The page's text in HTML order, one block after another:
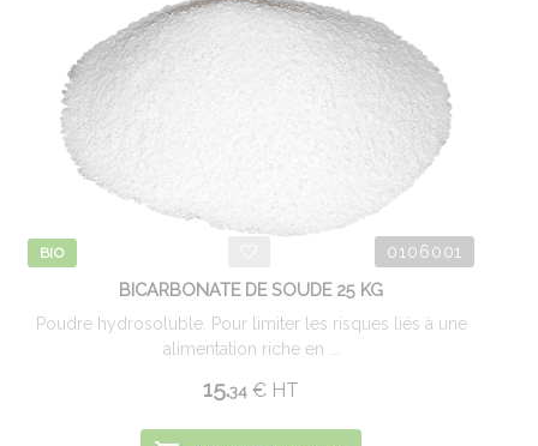
BIO 0106001
BICARBONATE DE SOUDE 25 KG
Poudre hydrosoluble. Pour limiter les risques liés à une
alimentation riche en ...
15.34 € HT